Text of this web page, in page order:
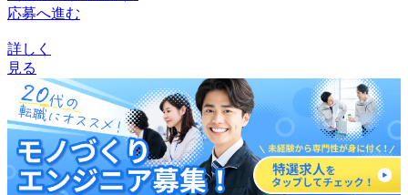
応募へ進む
詳しく
見る